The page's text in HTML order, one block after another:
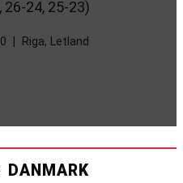
26-24, 25-23)
Riga, Letland
DANMARK